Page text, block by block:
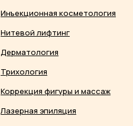
Инъекционная косметология
Нитевой лифтинг
Дерматология
Трихология
Коррекция фигуры и массаж
Лазерная эпиляция